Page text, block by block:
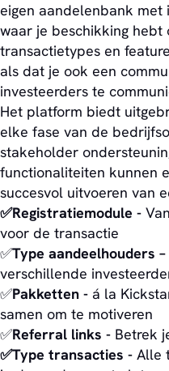
eigen aandelenbank
waar je beschikking hebt
transactietypes en
als dat je ook een
investeerders te
Het platform biedt
elke fase van de
stakeholder
functionaliteiten kunnen
succesvol uitvoeren van
✅Registratiemodule -
voor de transactie
✅Type aandeelhouders
verschillende
✅Pakketten - á la
samen om te motiveren
✅Referral links - Betrek
✅Type transacties - Alle